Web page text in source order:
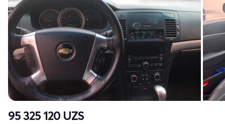
95 325 120 UZS